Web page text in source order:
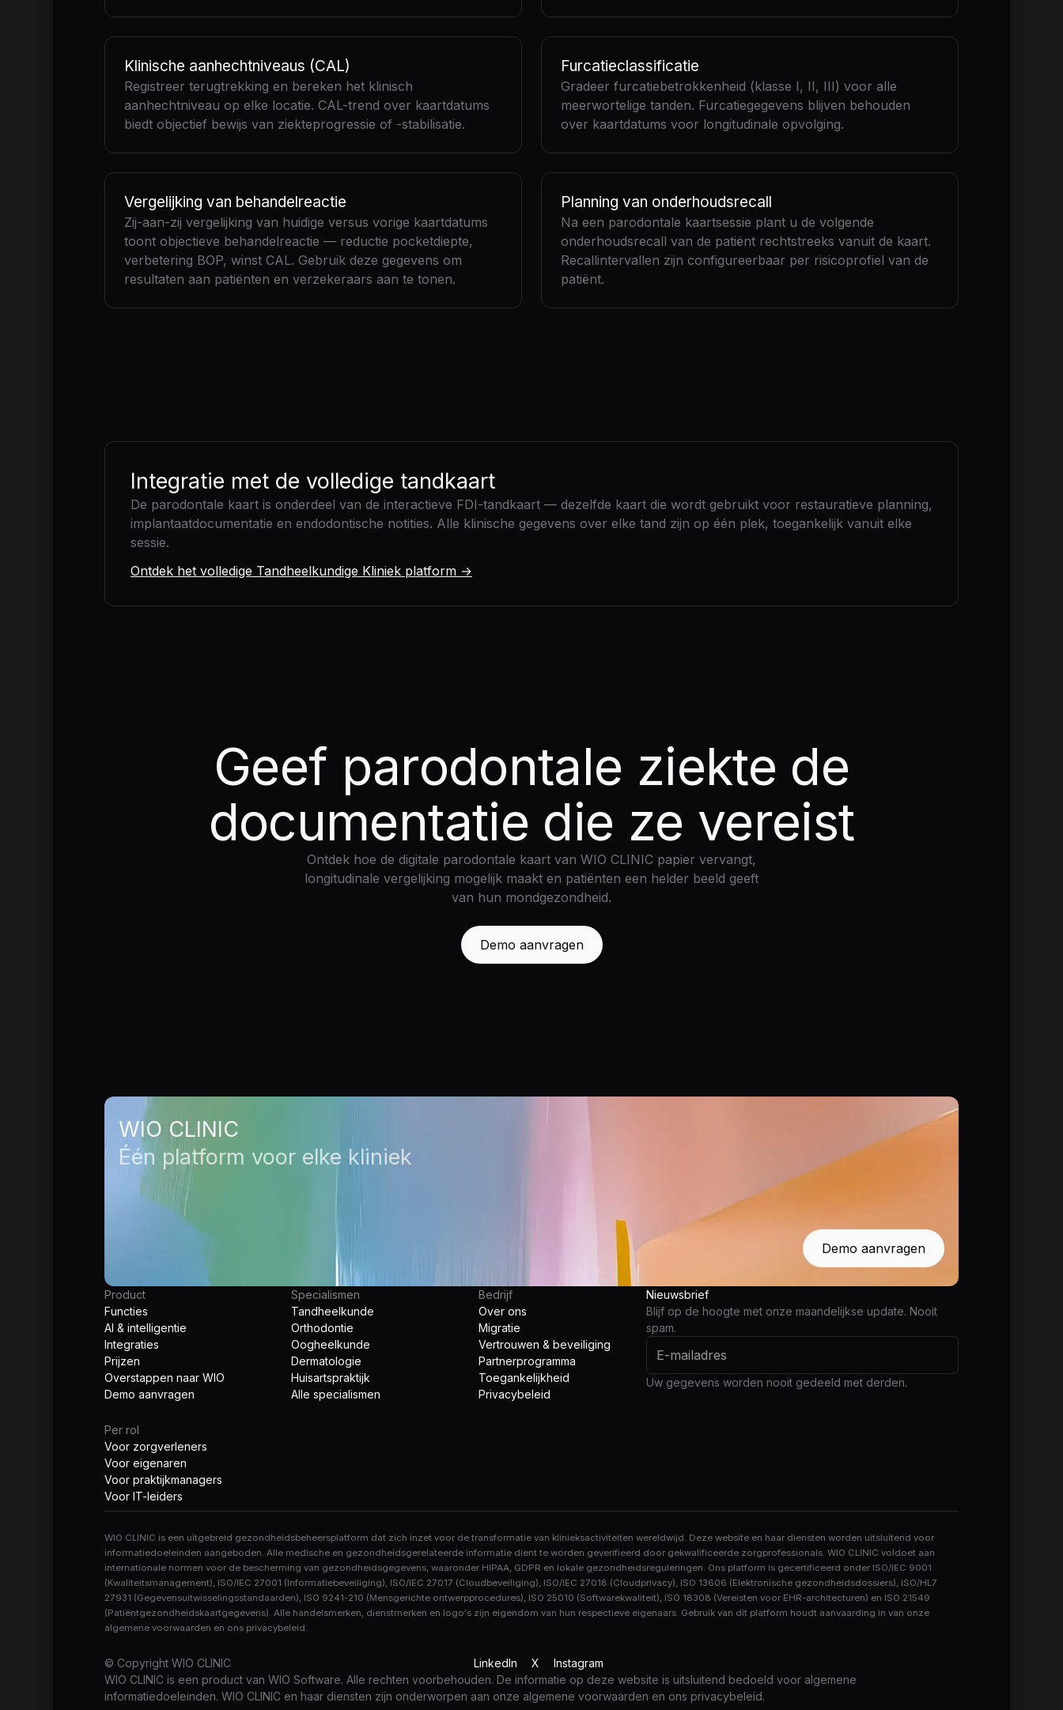
Klinische aanhechtniveaus (CAL)
Registreer terugtrekking en bereken het klinisch
aanhechtniveau op elke locatie. CAL-trend over kaartdatums
biedt objectief bewijs van ziekteprogressie of -stabilisatie.
Furcatieclassificatie
Gradeer furcatiebetrokkenheid (klasse I, II, III) voor alle
meerwortelige tanden. Furcatiegegevens blijven behouden
over kaartdatums voor longitudinale opvolging.
Vergelijking van behandelreactie
Zij-aan-zij vergelijking van huidige versus vorige kaartdatums
toont objectieve behandelreactie — reductie pocketdiepte,
verbetering BOP, winst CAL. Gebruik deze gegevens om
resultaten aan patiënten en verzekeraars aan te tonen.
Planning van onderhoudsrecall
Na een parodontale kaartsessie plant u de volgende
onderhoudsrecall van de patiënt rechtstreeks vanuit de kaart.
Recallintervallen zijn configureerbaar per risicoprofiel van de
patiënt.
Integratie met de volledige tandkaart
De parodontale kaart is onderdeel van de interactieve FDI-tandkaart — dezelfde kaart die wordt gebruikt voor restauratieve planning,
implantaatdocumentatie en endodontische notities. Alle klinische gegevens over elke tand zijn op één plek, toegankelijk vanuit elke
sessie.
Ontdek het volledige Tandheelkundige Kliniek platform →
Geef parodontale ziekte de
documentatie die ze vereist
Ontdek hoe de digitale parodontale kaart van WIO CLINIC papier vervangt,
longitudinale vergelijking mogelijk maakt en patiënten een helder beeld geeft
van hun mondgezondheid.
Demo aanvragen
WIO CLINIC
Één platform voor elke kliniek
Demo aanvragen
Product
Functies
AI & intelligentie
Integraties
Prijzen
Overstappen naar WIO
Demo aanvragen
Specialismen
Tandheelkunde
Orthodontie
Oogheelkunde
Dermatologie
Huisartspraktijk
Alle specialismen
Bedrijf
Over ons
Migratie
Vertrouwen & beveiliging
Partnerprogramma
Toegankelijkheid
Privacybeleid
Per rol
Voor zorgverleners
Voor eigenaren
Voor praktijkmanagers
Voor IT-leiders
Nieuwsbrief
Blijf op de hoogte met onze maandelijkse update. Nooit
spam.
Uw gegevens worden nooit gedeeld met derden.
WIO CLINIC is een uitgebreid gezondheidsbeheersplatform dat zich inzet voor de transformatie van klinieksactiviteiten wereldwijd. Deze website en haar diensten worden uitsluitend voor
informatiedoeleinden aangeboden. Alle medische en gezondheidsgerelateerde informatie dient te worden geverifieerd door gekwalificeerde zorgprofessionals. WIO CLINIC voldoet aan
internationale normen voor de bescherming van gezondheidsgegevens, waaronder HIPAA, GDPR en lokale gezondheidsreguleringen. Ons platform is gecertificeerd onder ISO/IEC 9001
(Kwaliteitsmanagement), ISO/IEC 27001 (Informatiebeveiliging), ISO/IEC 27017 (Cloudbeveiliging), ISO/IEC 27018 (Cloudprivacy), ISO 13606 (Elektronische gezondheidsdossiers), ISO/HL7
27931 (Gegevensuitwisselingsstandaarden), ISO 9241-210 (Mensgerichte ontwerpprocedures), ISO 25010 (Softwarekwaliteit), ISO 18308 (Vereisten voor EHR-architecturen) en ISO 21549
(Patiëntgezondheidskaartgegevens). Alle handelsmerken, dienstmerken en logo's zijn eigendom van hun respectieve eigenaars. Gebruik van dit platform houdt aanvaarding in van onze
algemene voorwaarden en ons privacybeleid.
© Copyright WIO CLINIC LinkedIn X
Instagram
WIO CLINIC is een product van WIO Software. Alle rechten voorbehouden. De informatie op deze website is uitsluitend bedoeld voor algemene
informatiedoeleinden. WIO CLINIC en haar diensten zijn onderworpen aan onze algemene voorwaarden en ons privacybeleid.